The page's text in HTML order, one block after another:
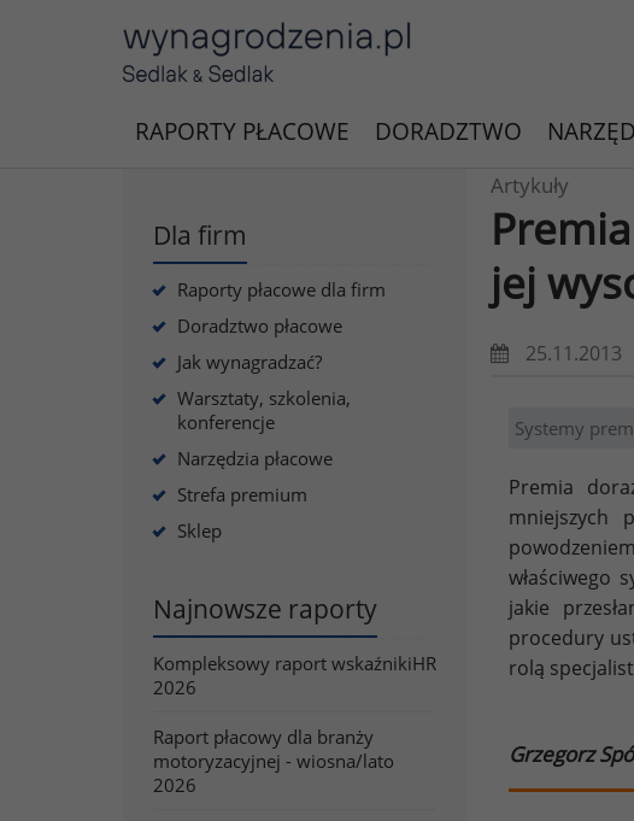
RAPORTY PŁACOWE DORADZTWO
Dla firm
Raporty płacowe dla firm
Doradztwo płacowe
Jak wynagradzać?
Warsztaty, szkolenia,
konferencje
Narzędzia płacowe
Strefa premium
Sklep
Najnowsze raporty
Kompleksowy raport wskaźnikiHR
2026
Raport płacowy dla branży
motoryzacyjnej - wiosna/lato
2026
Artykuły
jej
25.11.2013
Systemy
Premia
mniejszych
właściwego
jakie
procedury
rolą
Grzegorz